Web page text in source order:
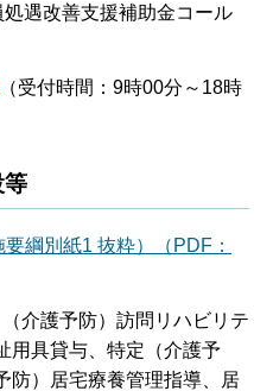
遇改善支援補助金コール
（受付時間：9時00分～18時
等
綱別紙1 抜粋）（PDF：
介護予防）訪問リハビリテ
用具貸与、特定（介護予
防）居宅療養管理指導、居